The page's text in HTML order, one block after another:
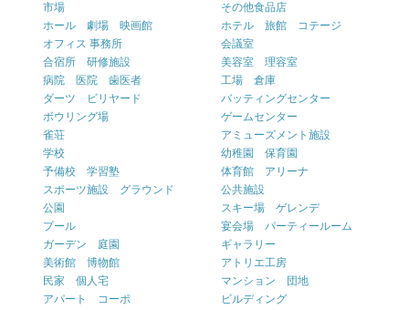
市場
その他食品店
ホール 劇場 映画館
ホテル 旅館 コテージ
オフィス 事務所
会議室
合宿所 研修施設
美容室 理容室
病院 医院 歯医者
工場 倉庫
ダーツ ビリヤード
バッティングセンター
ボウリング場
ゲームセンター
雀荘
アミューズメント施設
学校
幼稚園 保育園
予備校 学習塾
体育館 アリーナ
スポーツ施設 グラウンド
公共施設
公園
スキー場 ゲレンデ
プール
宴会場 パーティールーム
ガーデン 庭園
ギャラリー
美術館 博物館
アトリエ工房
民家 個人宅
マンション 団地
アパート コーポ
ビルディング